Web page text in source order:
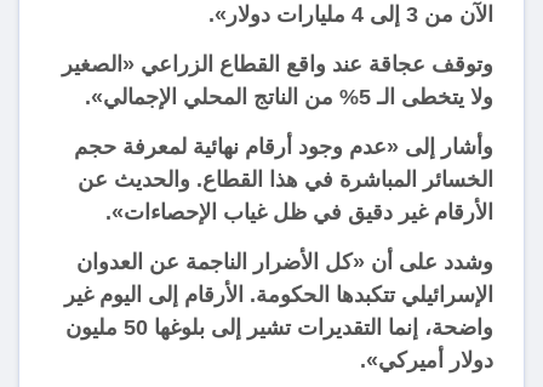
الآن من 3 إلى 4 مليارات دولار».
وتوقف عجاقة عند واقع القطاع الزراعي «الصغير
ولا يتخطى الـ 5% من الناتج المحلي الإجمالي».
وأشار إلى «عدم وجود أرقام نهائية لمعرفة حجم
الخسائر المباشرة في هذا القطاع. والحديث عن
الأرقام غير دقيق في ظل غياب الإحصاءات».
وشدد على أن «كل الأضرار الناجمة عن العدوان
الإسرائيلي تتكبدها الحكومة. الأرقام إلى اليوم غير
واضحة، إنما التقديرات تشير إلى بلوغها 50 مليون
دولار أميركي».